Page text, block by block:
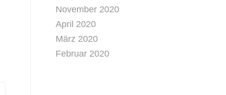
November 2020
April 2020
März 2020
Februar 2020